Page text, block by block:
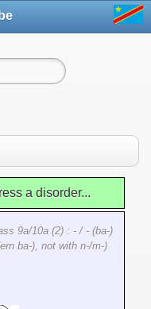
a disorder...
9a/10a (2) : - / - (ba-)
ba-), not with n-/m-)